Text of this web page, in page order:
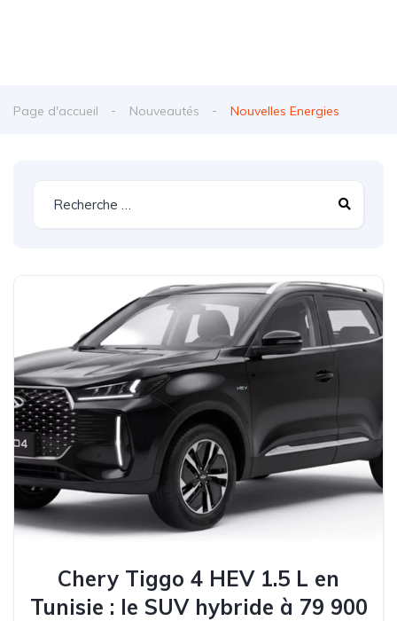
Page d'accueil Nouveautés Nouvelles Energies
Chery Tiggo 4 HEV 1.5 L en
Tunisie : le SUV hybride à 79 900